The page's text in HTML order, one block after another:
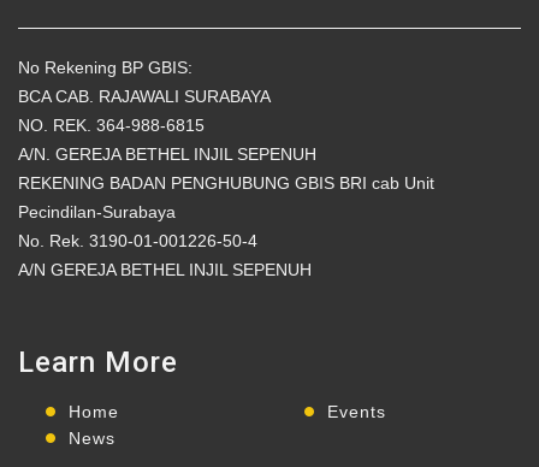
No Rekening BP GBIS:
BCA CAB. RAJAWALI SURABAYA
NO. REK. 364-988-6815
A/N. GEREJA BETHEL INJIL SEPENUH
REKENING BADAN PENGHUBUNG GBIS BRI cab Unit
Pecindilan-Surabaya
No. Rek. 3190-01-001226-50-4
A/N GEREJA BETHEL INJIL SEPENUH
Learn More
Home
News
Events